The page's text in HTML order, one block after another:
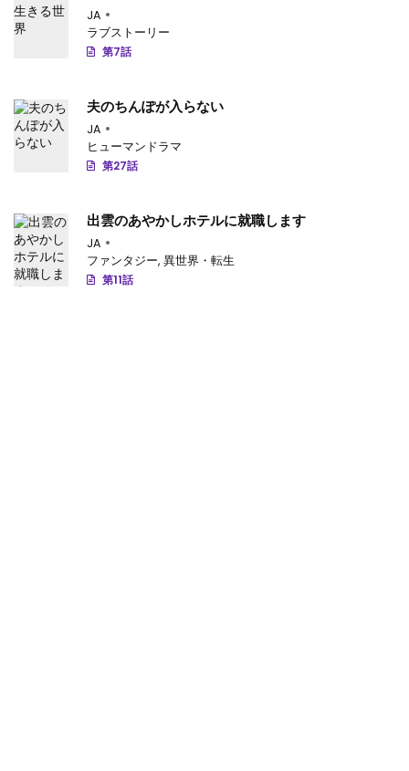
JA
ラブストーリー
第7話
夫のちんぽが入らない
JA
ヒューマンドラマ
第27話
出雲のあやかしホテルに就職します
JA
ファンタジー, 異世界・転生
第11話